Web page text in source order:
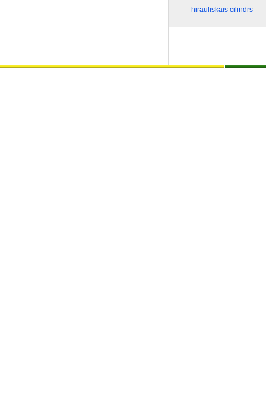
hirauliskais cilindrs